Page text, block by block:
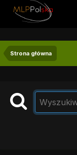
Strona główna